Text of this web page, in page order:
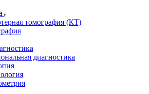
томография (КТ)
диагностика